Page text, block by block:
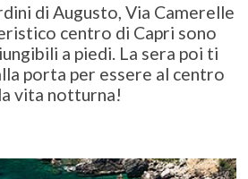
di Augusto, Via Camerelle
centro di Capri sono
a piedi. La sera poi ti
porta per essere al centro
vita notturna!